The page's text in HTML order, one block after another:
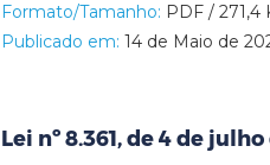
Formato/Tamanho: PDF / 271,4
Publicado em: 14 de Maio de
Lei nº 8.361, de 4 de